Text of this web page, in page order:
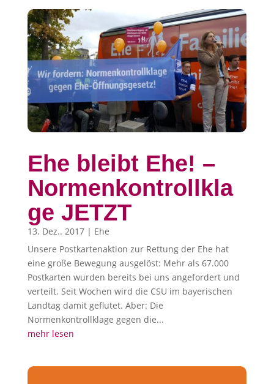
Ehe bleibt Ehe! –
Normenkontrollkla
ge JETZT
13. Dez.. 2017| Ehe
Unsere Postkartenaktion zur Rettung der Ehe hat
eine große Bewegung ausgelöst: Mehr als 67.000
Postkarten wurden bereits bei uns angefordert und
verteilt. Seit Wochen wird die CSU im bayerischen
Landtag damit geflutet. Aber: Die
Normenkontrollklage gegen die...
mehr lesen